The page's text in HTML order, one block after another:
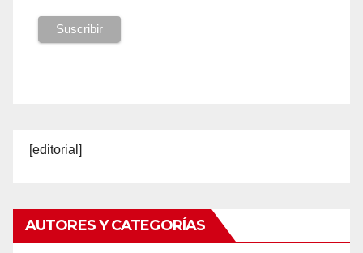
[editorial]
AUTORES Y CATEGORÍAS